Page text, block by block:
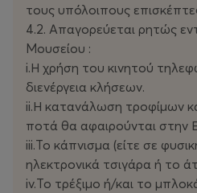
τους υπόλοιπους
4.2. Απαγορεύεται ρητώς
Μουσείου :
i.Η χρήση του κινητού
διενέργεια κλήσεων.
ii.Η κατανάλωση τροφίμων
ποτά θα αφαιρούνται στην
iii.Το κάπνισμα (είτε σε
ηλεκτρονικά τσιγάρα ή το
iv.Το τρέξιμο ή/και το